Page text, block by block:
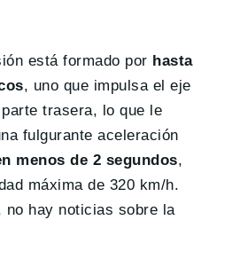
está formado por hasta
, uno que impulsa el eje
trasera, lo que le
fulgurante aceleración
menos de 2 segundos,
máxima de 320 km/h.
no hay noticias sobre la